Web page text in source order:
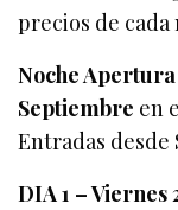
precios de cada
Noche Apertura
Septiembre en
Entradas desde
DIA 1 – Viernes